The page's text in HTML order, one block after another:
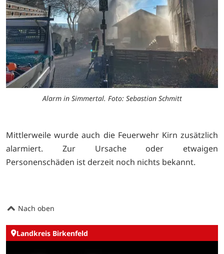
Alarm in Simmertal. Foto: Sebastian Schmitt
Mittlerweile wurde auch die Feuerwehr Kirn zusätzlich
alarmiert. Zur Ursache oder etwaigen
Personenschäden ist derzeit noch nichts bekannt.
Nach oben
Landkreis Birkenfeld